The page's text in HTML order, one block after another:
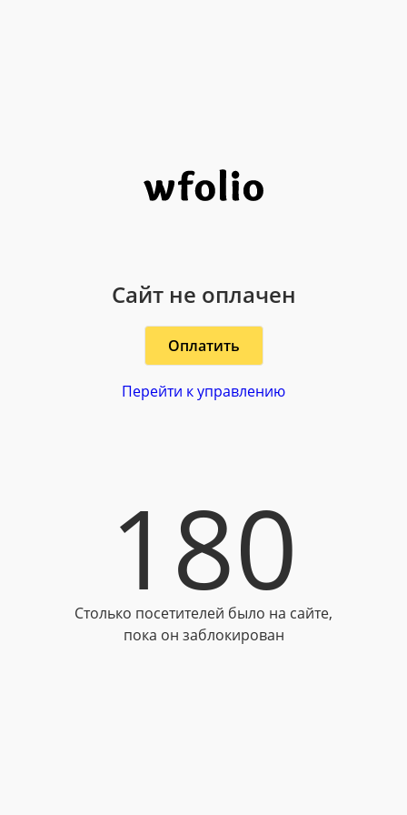
Сайт не оплачен
Оплатить
Перейти к управлению
180
Столько посетителей было на сайте,
пока он заблокирован